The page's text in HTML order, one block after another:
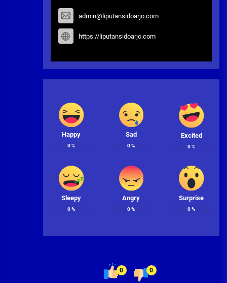
admin@liputansidoarjo.com
https://liputansidoarjo.com
Happy
0%
Sad
0%
Excited
0%
Sleepy
0%
Angry
0%
Surprise
0%
0 0